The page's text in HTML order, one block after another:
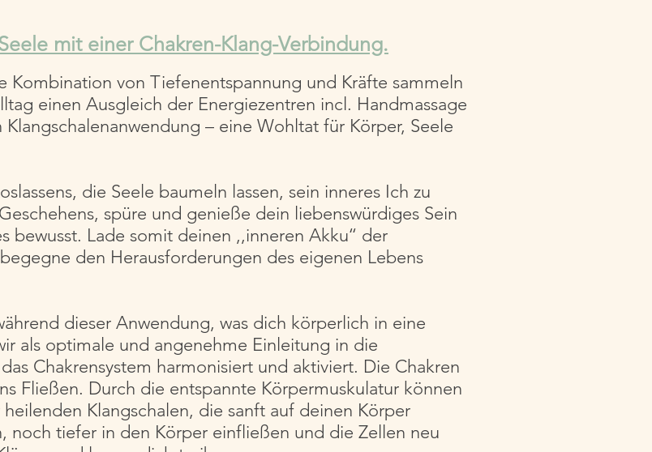
mit einer Chakren-Klang-Verbindung.
Kombination von Tiefenentspannung und Kräfte sammeln
einen Ausgleich der Energiezentren incl. Handmassage
– eine Wohltat für Körper, Seele
die Seele baumeln lassen, sein inneres Ich zu
spüre und genieße dein liebenswürdiges Sein
Lade somit deinen ,,inneren Akku‘‘ der
den Herausforderungen des eigenen Lebens
dieser Anwendung, was dich körperlich in eine
als optimale und angenehme Einleitung in die
Chakrensystem harmonisiert und aktiviert. Die Chakren
Fließen. Durch die entspannte Körpermuskulatur können
Klangschalen, die sanft auf deinen Körper
noch tiefer in den Körper einfließen und die Zellen neu